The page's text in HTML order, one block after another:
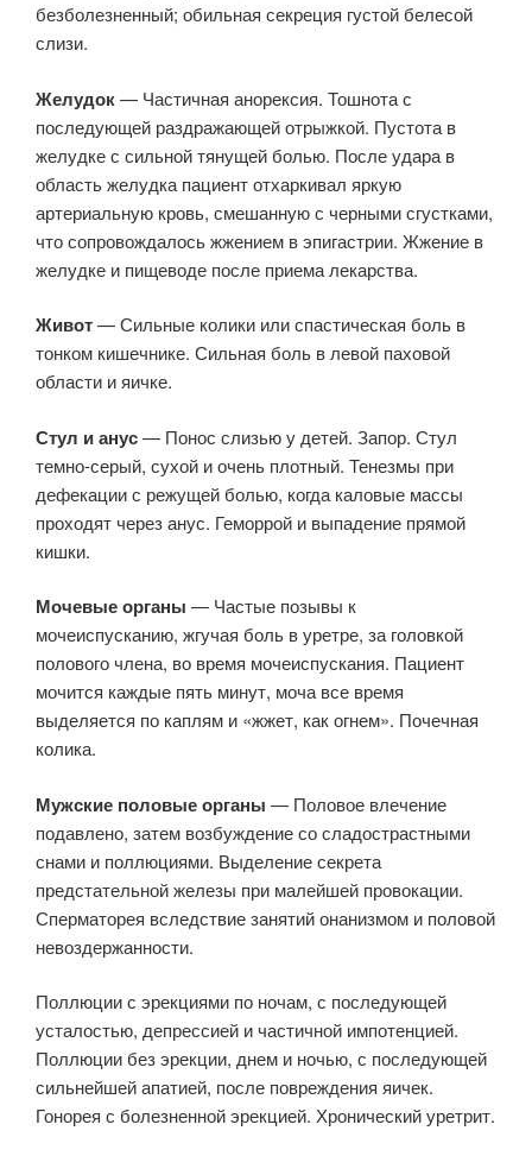
безболезненный; обильная секреция густой белесой
слизи.
Желудок— Частичная анорексия. Тошнота с
последующей раздражающей отрыжкой. Пустота в
желудке с сильной тянущей болью. После удара в
область желудка пациент отхаркивал яркую
артериальную кровь, смешанную с черными сгустками,
что сопровождалось жжением в эпигастрии. Жжение в
желудке и пищеводе после приема лекарства.
Живот— Сильные колики или спастическая боль в
тонком кишечнике. Сильная боль в левой паховой
области и яичке.
Стул и анус— Понос слизью у детей. Запор. Стул
темно-серый, сухой и очень плотный. Тенезмы при
дефекации с режущей болью, когда каловые массы
проходят через анус. Геморрой и выпадение прямой
кишки.
Мочевые органы — Частые позывы к
мочеиспусканию, жгучая боль в уретре, за головкой
полового члена, во время мочеиспускания. Пациент
мочится каждые пять минут, моча все время
выделяется по каплям и «жжет, как огнем». Почечная
колика.
Мужские половые органы — Половое влечение
подавлено, затем возбуждение со сладострастными
снами и поллюциями. Выделение секрета
предстательной железы при малейшей провокации.
Сперматорея вследствие занятий онанизмом и половой
невоздержанности.
Поллюции с эрекциями по ночам, с последующей
усталостью, депрессией и частичной импотенцией.
Поллюции без эрекции, днем и ночью, с последующей
сильнейшей апатией, после повреждения яичек.
Гонорея с болезненной эрекцией. Хронический уретрит.